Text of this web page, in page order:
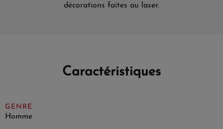
décorations faites au laser.
Caractéristiques
GENRE
Homme